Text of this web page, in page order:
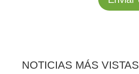
NOTICIAS MÁS VISTAS